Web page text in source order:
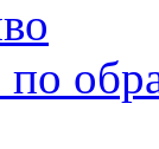
по